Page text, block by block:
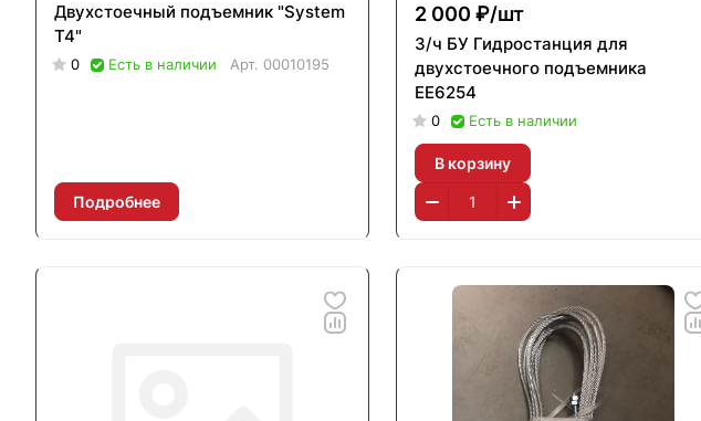
Двухстоечный подъемник "System
T4"
0 Есть в наличии Арт. 00010195
Подробнее
2 000 ₽/шт
З/ч БУ Гидростанция для
двухстоечного подъемника
EE6254
0 Есть в наличии
В корзину